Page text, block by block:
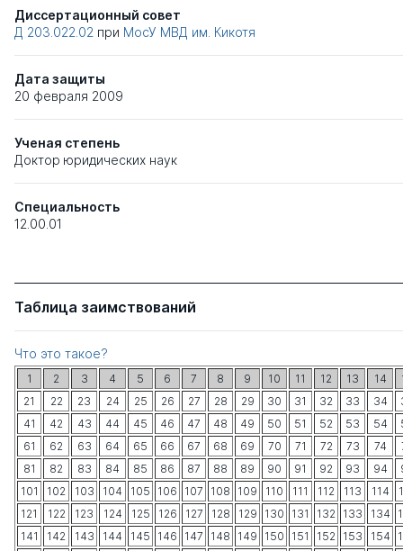
Диссертационный совет
Д 203.022.02 при МосУ МВД им. Кикотя
Дата защиты
20 февраля 2009
Ученая степень
Доктор юридических наук
Специальность
12.00.01
Таблица заимствований
Что это такое?
1 2 3 4 5 6 7 8 9 10 11 12 13 14
21
22 23 24 25 26 27 28 29 30 31 32 33 34
41
42 43 44 45 46 47 48 49 50 51 52 53 54
61
62 63 64 65 66 67 68 69 70 71 72 73 74
81
82 83 84 85 86 87 88 89 90 91 92 93 94
101
102 103 104 105 106 107 108 109 110 111 112 113 114
121
122 123 124 125 126 127 128 129 130 131 132 133 134
141
142 143 144 145 146 147 148 149 150 151 152 153 154